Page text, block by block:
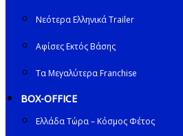
Νεότερα Ελληνικά Trailer
Αφίσες Εκτός Βάσης
Τα Μεγαλύτερα Franchise
BOX-OFFICE
Ελλάδα Τώρα – Κόσμος Φέτος